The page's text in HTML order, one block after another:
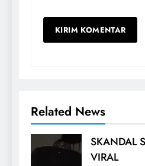
Related News
SKANDAL
VIRAL